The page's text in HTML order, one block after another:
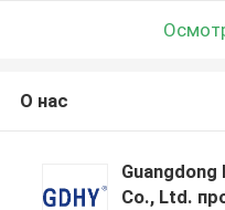
О нас
Guangdong
Co., Ltd.